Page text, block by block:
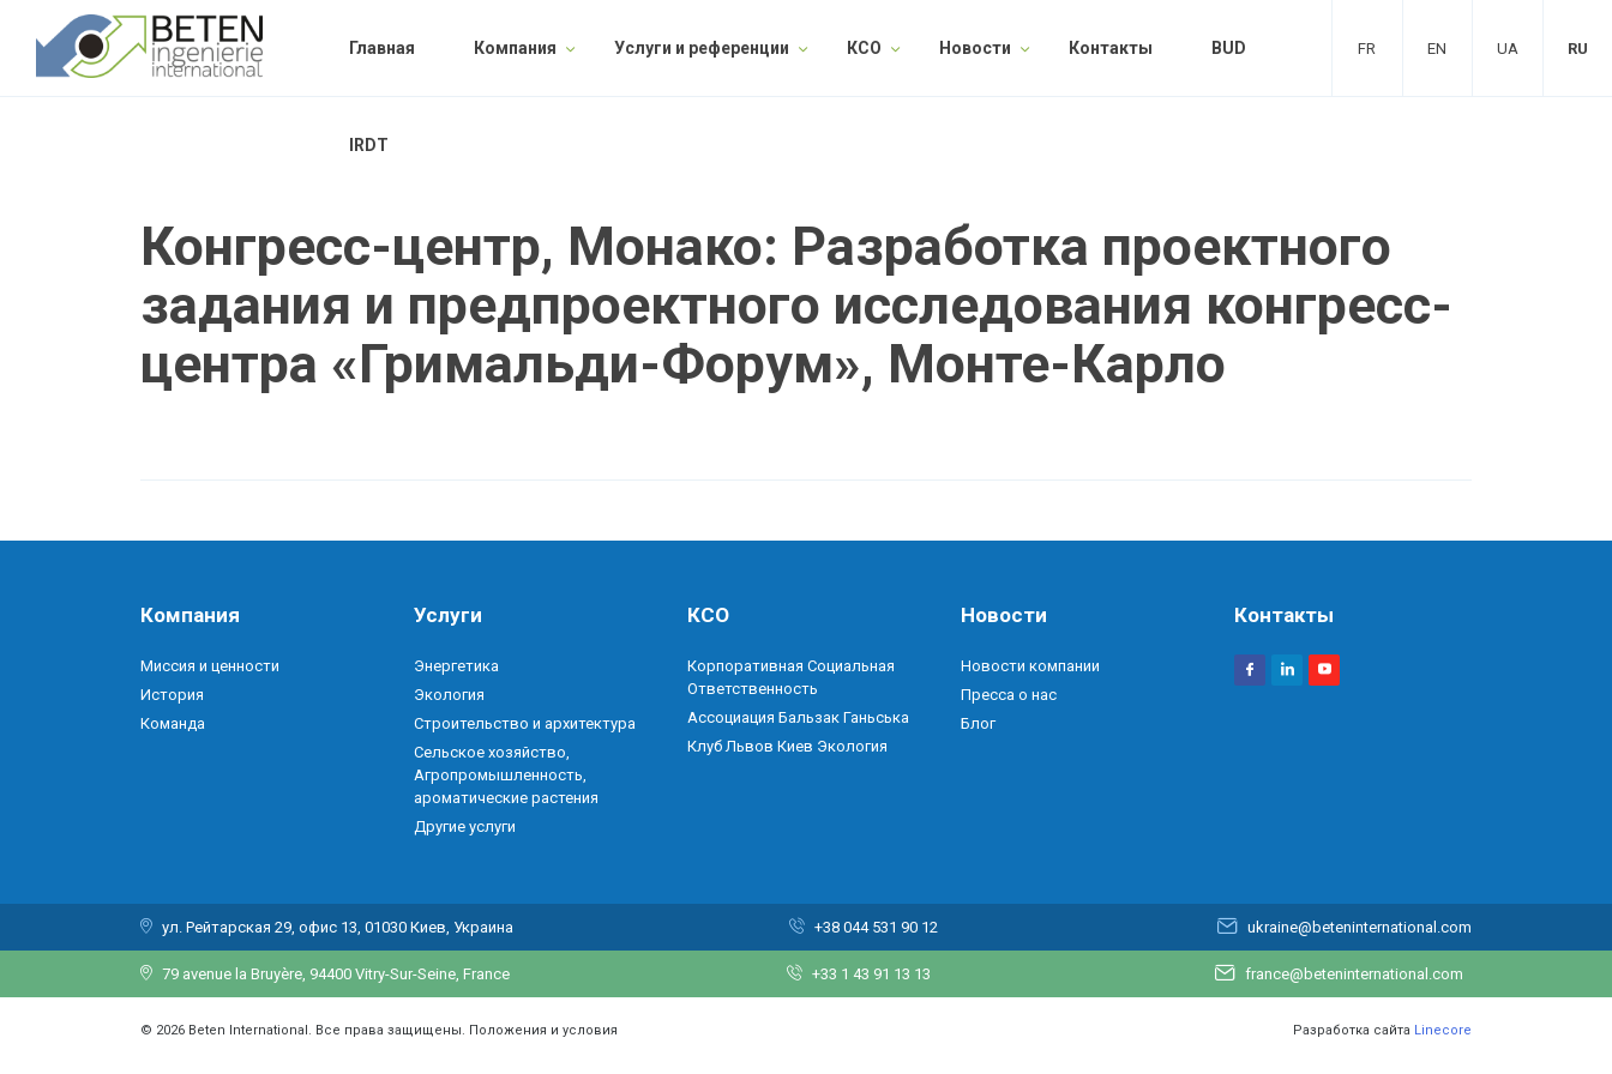
Главная Компания Услуги и референции КСО Новости Контакты BUD
IRDT
FR EN UA RU
Конгресс-центр, Монако: Разработка проектного
задания и предпроектного исследования конгресс-
центра «Гримальди-Форум», Монте-Карло
Компания
Миссия и ценности
История
Команда
Услуги
Энергетика
Экология
Строительство и архитектура
Сельское хозяйство,
Агропромышленность,
ароматические растения
Другие услуги
КСО
Корпоративная Социальная
Ответственность
Ассоциация Бальзак Ганьська
Клуб Львов Киев Экология
Новости
Новости компании
Пресса о нас
Блог
Контакты
ул. Рейтарская 29, офис 13, 01030 Киев, Украина +38 044 531 90 12 ukraine@beteninternational.com
79 avenue la Bruyère, 94400 Vitry-Sur-Seine, France +33 1 43 91 13 13 france@beteninternational.com
© 2026 Beten International. Все права защищены. Положения и условия Разработка сайта Linecore